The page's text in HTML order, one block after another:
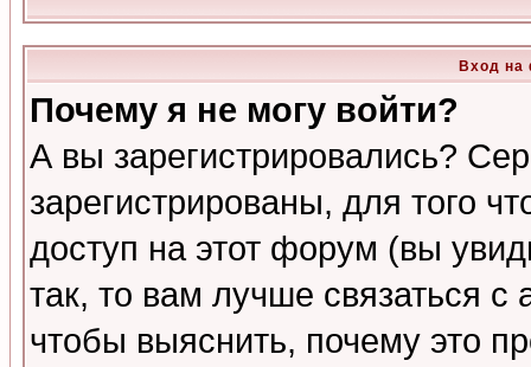
Вход на
Почему я не могу войти?
А вы зарегистрировались?
зарегистрированы, для того
доступ на этот форум (вы
так, то вам лучше связаться
чтобы выяснить, почему это